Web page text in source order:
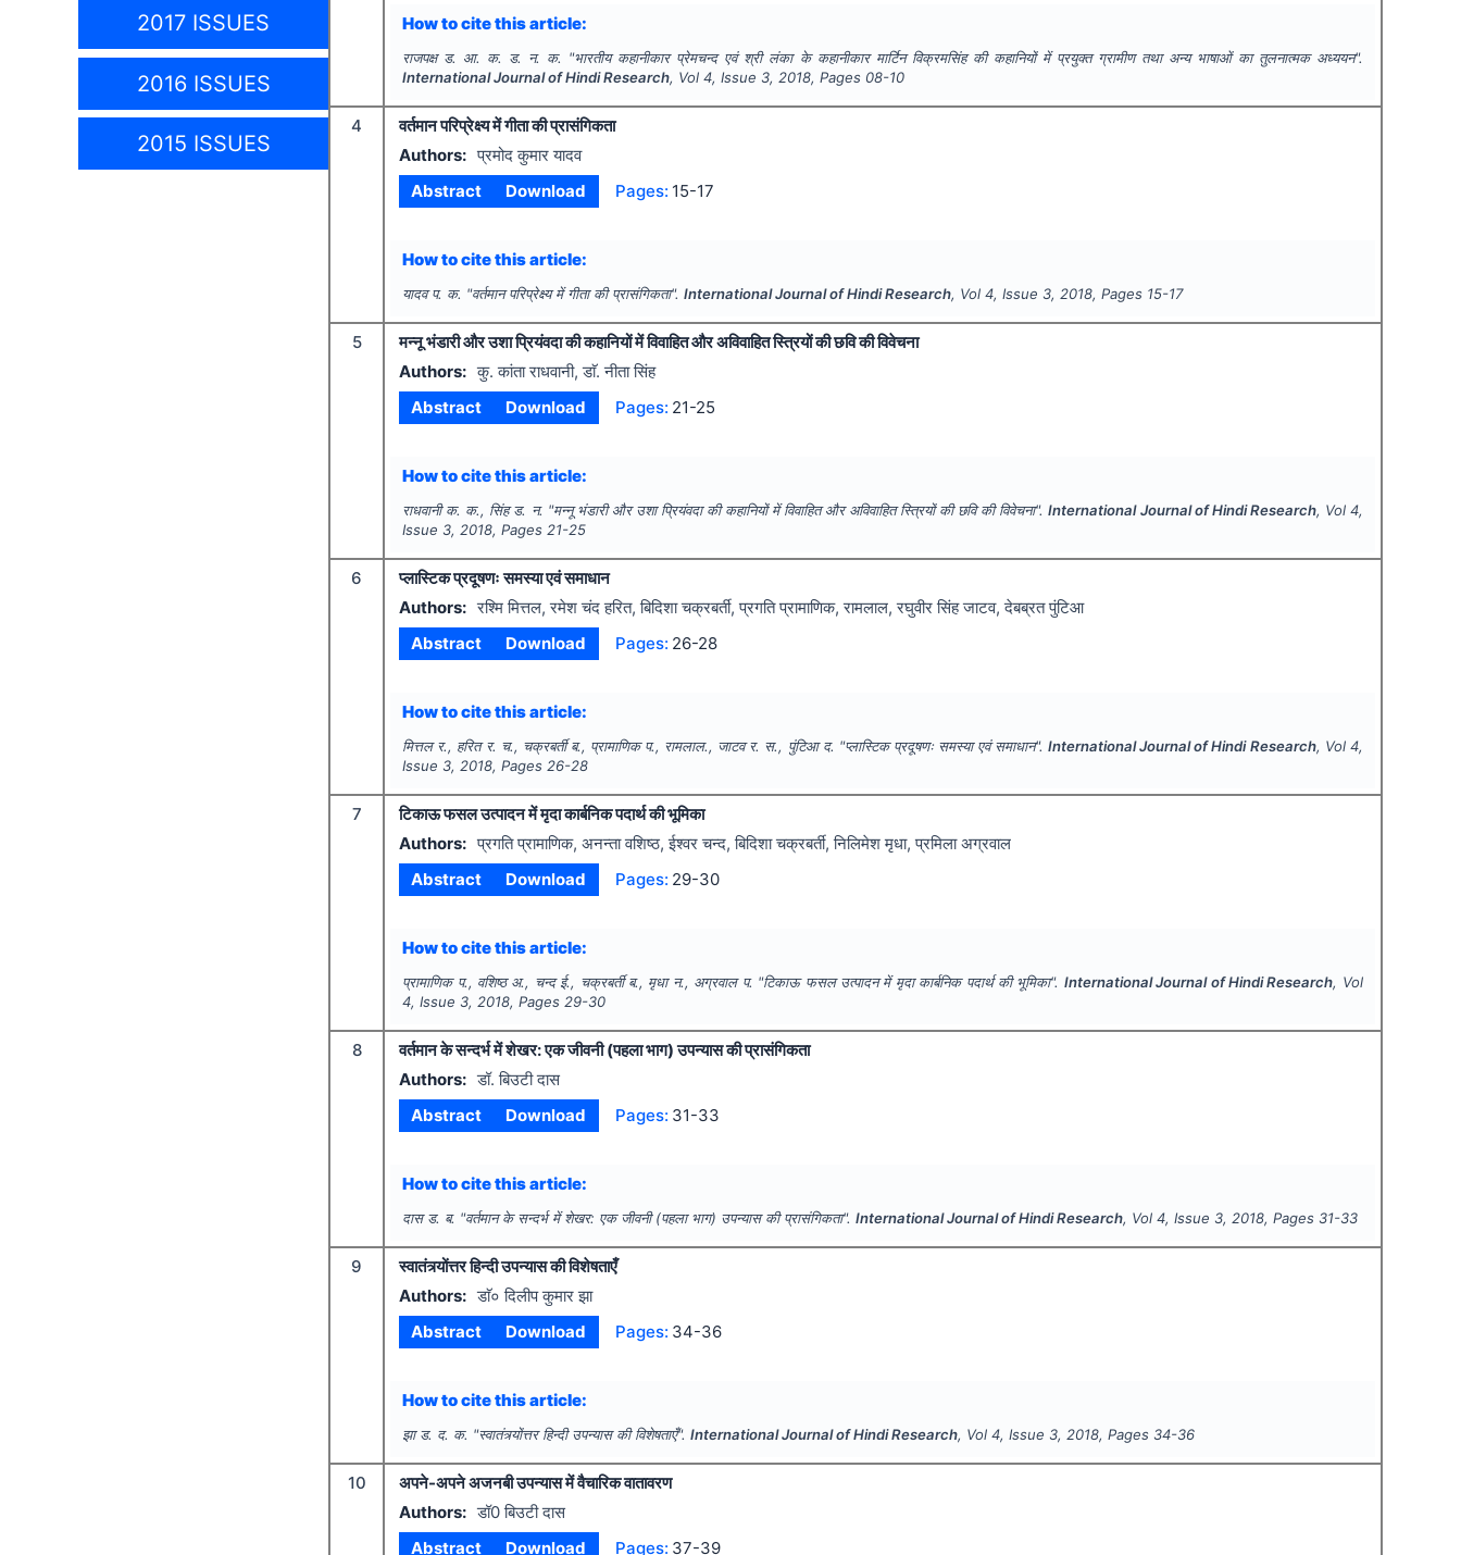
2017 ISSUES
2016 ISSUES
2015 ISSUES
How to cite this article:
राजपक्ष ड. आ. क. ड. न. क. "भारतीय कहानीकार प्रेमचन्द एवं श्री लंका के कहानीकार मार्टिन विक्रमसिंह की कहानियों में प्रयुक्त ग्रामीण तथा अन्य भाषाओं का तुलनात्मक अध्ययन".
International Journal of Hindi Research, Vol4, Issue 3,2018, Pages 08-10
4
वर्तमान परिप्रेक्ष्य में गीता की प्रासंगिकता
Authors: प्रमोद कुमार यादव
Abstract
Download Pages: 15-17
How to cite this article:
यादव प. क. "वर्तमान परिप्रेक्ष्य में गीता की प्रासंगिकता".International Journal of Hindi Research, Vol4, Issue 3,2018, Pages 15-17
5
मन्नू भंडारी और उशा प्रियंवदा की कहानियों में विवाहित और अविवाहित स्त्रियों की छवि की विवेचना
Authors: कु. कांता राधवानी, डाॅ. नीता सिंह
Abstract
Download Pages: 21-25
How to cite this article:
राधवानी क. क., सिंह ड. न. "मन्नू भंडारी और उशा प्रियंवदा की कहानियों में विवाहित और अविवाहित स्त्रियों की छवि की विवेचना".International Journal of Hindi Research, Vol 4,
Issue 3,2018, Pages 21-25
6
प्लास्टिक प्रदूषणः समस्या एवं समाधान
Authors: रश्मि मित्तल, रमेश चंद हरित, बिदिशा चक्रबर्ती, प्रगति प्रामाणिक, रामलाल, रघुवीर सिंह जाटव, देबब्रत पुंटिआ
Abstract
Download Pages: 26-28
How to cite this article:
मित्तल र., हरित र. च., चक्रबर्ती ब., प्रामाणिक प., रामलाल., जाटव र. स., पुंटिआ द. "प्लास्टिक प्रदूषणः समस्या एवं समाधान".International Journal of Hindi Research, Vol 4,
Issue 3,2018, Pages 26-28
7
टिकाऊ फसल उत्पादन में मृदा कार्बनिक पदार्थ की भूमिका
Authors: प्रगति प्रामाणिक, अनन्ता वशिष्ठ, ईश्वर चन्द, बिदिशा चक्रबर्ती, निलिमेश मृधा, प्रमिला अग्रवाल
Abstract
Download Pages: 29-30
How to cite this article:
प्रामाणिक प., वशिष्ठ अ., चन्द ई., चक्रबर्ती ब., मृधा न., अग्रवाल प. "टिकाऊ फसल उत्पादन में मृदा कार्बनिक पदार्थ की भूमिका". International Journal of Hindi Research, Vol
4, Issue 3,2018, Pages 29-30
8
वर्तमान के सन्दर्भ में शेखर: एक जीवनी (पहला भाग) उपन्यास की प्रासंगिकता
Authors: डॉ. बिउटी दास
Abstract
Download Pages: 31-33
How to cite this article:
दास ड. ब. "वर्तमान के सन्दर्भ में शेखर: एक जीवनी (पहला भाग) उपन्यास की प्रासंगिकता".International Journal of Hindi Research, Vol4, Issue 3,2018, Pages 31-33
9
स्वातंत्र्योंत्तर हिन्दी उपन्यास की विशेषताएँ
Authors: डाॅ० दिलीप कुमार झा
Abstract
Download Pages: 34-36
How to cite this article:
झा ड. द. क. "स्वातंत्र्योंत्तर हिन्दी उपन्यास की विशेषताएँ".International Journal of Hindi Research, Vol4, Issue 3,2018, Pages 34-36
10
अपने-अपने अजनबी उपन्यास में वैचारिक वातावरण
Authors: डॉ0 बिउटी दास
Abstract
Download Pages: 37-39